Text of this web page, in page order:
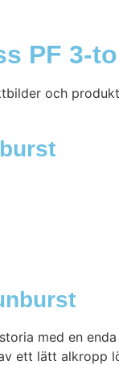
PF 3-
och
med en
ett lätt alkropp